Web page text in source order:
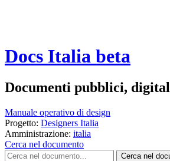
Docs Italia beta
Documenti pubblici,
Manuale operativo di design
Progetto: Designers Italia
Amministrazione: italia
Cerca nel documento
Cerca nel